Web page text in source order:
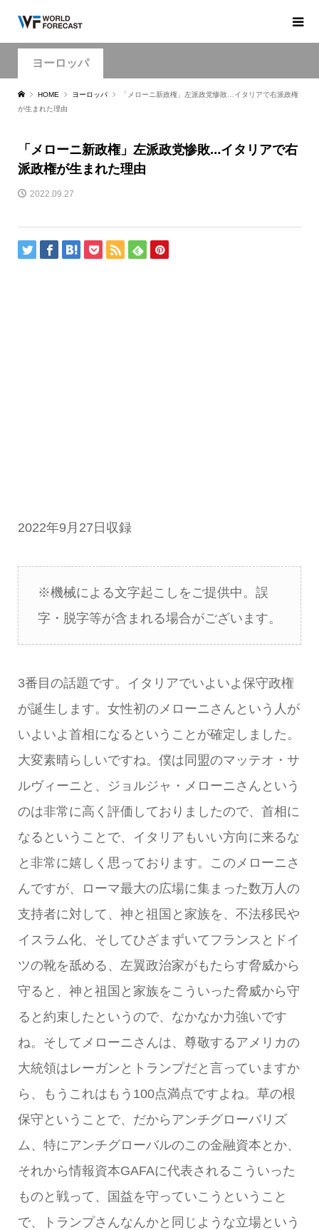
ヨーロッパ
HOME ヨーロッパ
「メローニ新政権」左派政党惨敗…イタリアで右派政権
が生まれた理由
「メローニ新政権」左派政党惨敗…イタリアで右
派政権が生まれた理由
2022.09.27
2022年9月27日収録
※機械による文字起こしをご提供中。誤
字・脱字等が含まれる場合がございます。
3番目の話題です。イタリアでいよいよ保守政権
が誕生します。女性初のメローニさんという人が
いよいよ首相になるということが確定しました。
大変素晴らしいですね。僕は同盟のマッテオ・サ
ルヴィーニと、ジョルジャ・メローニさんという
のは非常に高く評価しておりましたので、首相に
なるということで、イタリアもいい方向に来るな
と非常に嬉しく思っております。このメローニさ
んですが、ローマ最大の広場に集まった数万人の
支持者に対して、神と祖国と家族を、不法移民や
イスラム化、そしてひざまずいてフランスとドイ
ツの靴を舐める、左翼政治家がもたらす脅威から
守ると、神と祖国と家族をこういった脅威から守
ると約束したというので、なかなか力強いです
ね。そしてメローニさんは、尊敬するアメリカの
大統領はレーガンとトランプだと言っていますか
ら、もうこれはもう100点満点ですよね。草の根
保守ということで、だからアンチグローバリズ
ム、特にアンチグローバルのこの金融資本とか、
それから情報資本GAFAに代表されるこういった
ものと戦って、国益を守っていこうということ
で、トランプさんなんかと同じような立場という